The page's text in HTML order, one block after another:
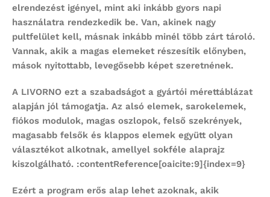
elrendezést igényel, mint aki inkább gyors napi
használatra rendezkedik be. Van, akinek nagy
pultfelület kell, másnak inkább minél több zárt tároló.
Vannak, akik a magas elemeket részesítik előnyben,
mások nyitottabb, levegősebb képet szeretnének.
A LIVORNO ezt a szabadságot a gyártói mérettáblázat
alapján jól támogatja. Az alsó elemek, sarokelemek,
fiókos modulok, magas oszlopok, felső szekrények,
magasabb felsők és klappos elemek együtt olyan
választékot alkotnak, amellyel sokféle alaprajz
kiszolgálható. :contentReference[oaicite:9]{index=9}
Ezért a program erős alap lehet azoknak, akik